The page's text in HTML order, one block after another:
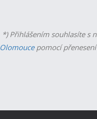
*) Přihlášením souhlasíte s
Olomoucepomocí